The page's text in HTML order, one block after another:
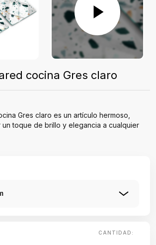
cocina Gres claro
Gres claro es un artículo hermoso,
un toque de brillo y elegancia a cualquier
CANTIDAD: